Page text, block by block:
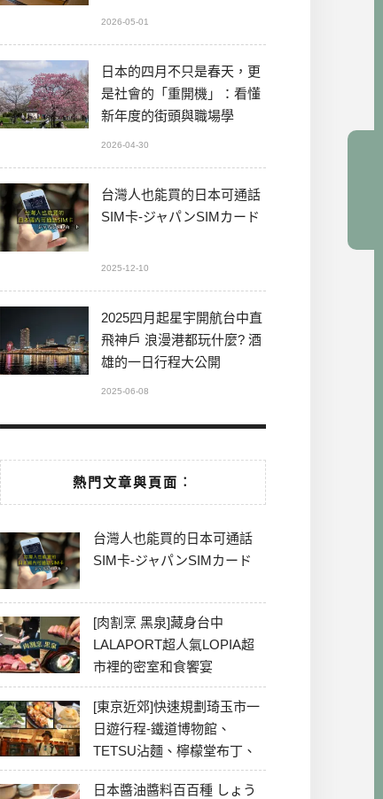
2026-05-01
日本的四月不只是春天，更
是社會的「重開機」：看懂
新年度的街頭與職場學
2026-04-30
台灣人也能買的日本可通話
SIM卡-ジャパンSIMカード
2025-12-10
2025四月起星宇開航台中直
飛神戶 浪漫港都玩什麼? 酒
雄的一日行程大公開
2025-06-08
熱門文章與頁面︰
台灣人也能買的日本可通話
SIM卡-ジャパンSIMカード
[肉割烹 黑泉]藏身台中
LALAPORT超人氣LOPIA超
市裡的密室和食饗宴
[東京近郊]快速規劃琦玉市一
日遊行程-鐵道博物館、
TETSU沾麵、檸檬堂布丁、
冰川神社、美食彙整
日本醬油醬料百百種 しょう